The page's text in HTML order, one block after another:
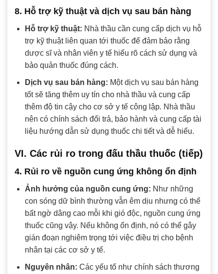
8. Hỗ trợ kỹ thuật và dịch vụ sau bán hàng
Hỗ trợ kỹ thuật: Nhà thầu cần cung cấp dịch vụ hỗ
trợ kỹ thuật liên quan tới thuốc để đảm bảo rằng
dược sĩ và nhân viên y tế hiểu rõ cách sử dụng và
bảo quản thuốc đúng cách.
Dịch vụ sau bán hàng: Một dịch vụ sau bán hàng
tốt sẽ tăng thêm uy tín cho nhà thầu và cung cấp
thêm độ tin cậy cho cơ sở y tế công lập. Nhà thầu
nên có chính sách đổi trả, bảo hành và cung cấp tài
liệu hướng dẫn sử dụng thuốc chi tiết và dễ hiểu.
VI. Các rủi ro trong đấu thầu thuốc (tiếp)
4. Rủi ro về nguồn cung ứng không ổn định
Ảnh hưởng của nguồn cung ứng: Như những
con sóng dữ bình thường vẫn êm dịu nhưng có thể
bất ngờ dâng cao mỗi khi gió độc, nguồn cung ứng
thuốc cũng vậy. Nếu không ổn định, nó có thể gây
gián đoạn nghiêm trọng tới việc điều trị cho bệnh
nhân tại các cơ sở y tế.
Nguyên nhân: Các yếu tố như chính sách thương